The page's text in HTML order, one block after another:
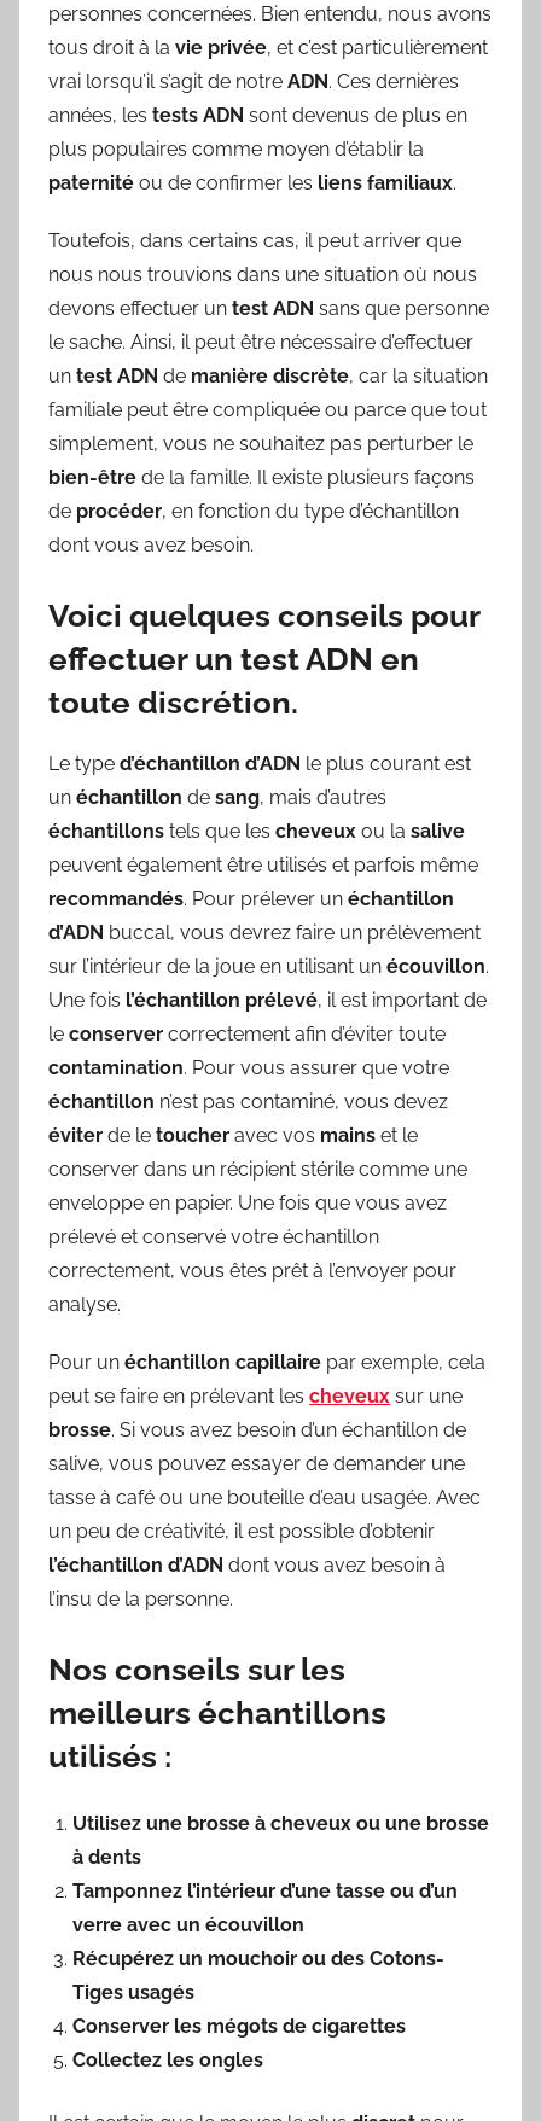
personnes concernées. Bien entendu, nous avons
tous droit à la vie privée, et c’est particulièrement
vrai lorsqu’il s’agit de notre ADN. Ces dernières
années, les tests ADN sont devenus de plus en
plus populaires comme moyen d’établir la
paternité ou de confirmer les liens familiaux.
Toutefois, dans certains cas, il peut arriver que
nous nous trouvions dans une situation où nous
devons effectuer un test ADN sans que personne
le sache. Ainsi, il peut être nécessaire d’effectuer
un test ADN de manière discrète, car la situation
familiale peut être compliquée ou parce que tout
simplement, vous ne souhaitez pas perturber le
bien-être de la famille. Il existe plusieurs façons
de procéder, en fonction du type d’échantillon
dont vous avez besoin.
Voici quelques conseils pour
effectuer un test ADN en
toute discrétion.
Le type d’échantillon d’ADN le plus courant est
un échantillon de sang, mais d’autres
échantillons tels que les cheveux ou la salive
peuvent également être utilisés et parfois même
recommandés. Pour prélever un échantillon
d’ADN buccal, vous devrez faire un prélèvement
sur l’intérieur de la joue en utilisant un écouvillon.
Une fois l’échantillon prélevé, il est important de
le conserver correctement afin d’éviter toute
contamination. Pour vous assurer que votre
échantillon n’est pas contaminé, vous devez
éviter de le toucher avec vos mains et le
conserver dans un récipient stérile comme une
enveloppe en papier. Une fois que vous avez
prélevé et conservé votre échantillon
correctement, vous êtes prêt à l’envoyer pour
analyse.
Pour un échantillon capillaire par exemple, cela
peut se faire en prélevant les cheveux sur une
brosse. Si vous avez besoin d’un échantillon de
salive, vous pouvez essayer de demander une
tasse à café ou une bouteille d’eau usagée. Avec
un peu de créativité, il est possible d’obtenir
l’échantillon d’ADN dont vous avez besoin à
l’insu de la personne.
Nos conseils sur les
meilleurs échantillons
utilisés :
Utilisez une brosse à cheveux ou une brosse
à dents
Tamponnez l’intérieur d’une tasse ou d’un
verre avec un écouvillon
Récupérez un mouchoir ou des Cotons-
Tiges usagés
Conserver les mégots de cigarettes
Collectez les ongles